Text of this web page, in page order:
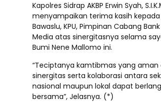
Kapolres Sidrap AKBP Erwin Syah,
menyampaikan terima kasih kepada
Bawaslu, KPU, Pimpinan Cabang
Media atas sinergitasnya selama
Bumi Nene Mallomo ini.
“Teciptanya kamtibmas yang
sinergitas serta kolaborasi antara
nasional maupun lokal dapat
bersama”, Jelasnya. (*)